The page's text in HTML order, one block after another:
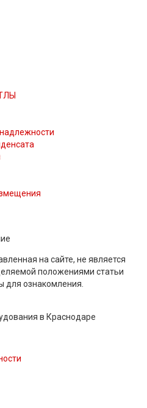
на сайте, не является
положениями статьи
для ознакомления.
в Краснодаре